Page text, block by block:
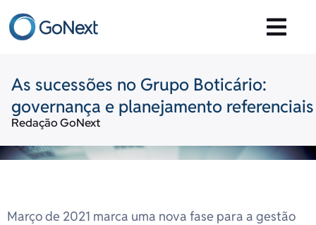
As sucessões no Grupo Boticário:
governança e planejamento referenciais
Redação GoNext
Março de 2021 marca uma nova fase para a gestão